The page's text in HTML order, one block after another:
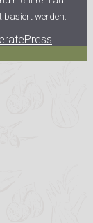
werden.